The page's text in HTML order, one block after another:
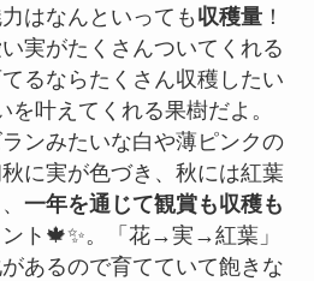
はなんといっても収穫量！
実がたくさんついてくれる
るならたくさん収穫したい
を叶えてくれる果樹だよ。
ンみたいな白や薄ピンクの
に実が色づき、秋には紅葉
一年を通じて観賞も収穫も
ト🍁✨。「花→実→紅葉」
あるので育てていて飽きな